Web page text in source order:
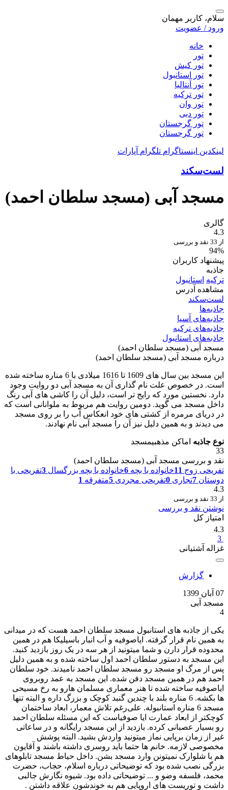
سلام، کاربر مهمان
ورود / عضویت
خانه
تور
تور کیش
تور استانبول
تور آنتالیا
تور ترکیه
تور وان
تور دبی
تور گرجستان
تور گرجستان
لینکدین اینستاگرام تلگرام آپارات
لست‌سکند
مسجد آبی (مسجد سلطان احمد)
گالری
4.3
از 33 نقد و بررسی
94%
پیشنهاد کاربران
جاذبه
ترکیه استانبول
مشاهده آدرس
لست‌سکند
جاذبه‌ها
جاذبه‌های آسیا
جاذبه‌های ترکیه
جاذبه‌های استانبول
مسجد آبی (مسجد سلطان احمد)
درباره مسجد آبی (مسجد سلطان احمد)
این مسجد بین سال های 1609 تا 1616 میلادی با 6 مناره ساخته شده
است. در خصوص علت نام گذاری آن به مسجد آبی دو روایت وجود
دارد. نخستین مورد که رایج تر است، دلیل آن را کاشی های آبی رنگ
داخل مسجد می گوید. دومین روایت هم مربوط به ملوانانی است که
در دریای مرمره از کشتی های خود انعکاس آب را بر روی مسجد
می دیدند و به همین دلیل نیز آن را مسجد آبی نام نهادند.
نوع جاذبه اماکن مذهبیمسجد
33
نقد و بررسی مسجد آبی (مسجد سلطان احمد)
تفریحی زوج 11خانواده با بچه 6خانواده با بچه بزرگسال 3تفریحی با
دوستان 7تجاری 0تفریحی مجردی 5متفرقه 1
4.3
از 33 نقد و بررسی
نوشتن نقد و بررسی
امتیاز کل
4.3
3
غزاله آشتیانی
گزارش
07 آبان 1399
مسجد آبی
4
یکی از جاذبه های استانبول مسجد سلطان احمد هست که در میدانی
به همین نام قرار گرفته. ایاصوفیه و آب انبار باسیلیکا هم در همین
محدوده قرار دارن و شما میتونید از هر سه در یک روز بازدید کنید.
این مسجد به دستور سلطان احمد اول ساخته شده و به همین دلیل
پس از مرگ او مسجد رو مسجد سلطان احمد نامیدند. خود سلطان
احمد هم در همین مسجد دفن شده‌. این مسجد به عمد روبروی
ایاصوفیه ساخته شده تا هنر معماری مسلمان هارو به رخ مسیحی
ها بکشه. 6 مناره بلند با چندین گنبد کوچک و بزرگ داره و البته تنها
مسجد 6 مناره استانبوله. علی‌رغم تلاش معمار، ابعاد ساختمان
کوچکتر از ابعاد عمارت ایا صوفیاست که این مسئله سلطان احمد
رو بسیار عصبانی کرده. بازدید از این مسجد رایگانه و در ساعاتی
غیر از زمان برپایی نماز میتونید واردش بشید. البته پوشش
مخصوصی لازمه. خانم ها حتما باید روسری داشته باشند و آقایون
هم با شلوارک نمیتونن وارد مسجد بشن. داخل حیاط مسجد تابلوهای
بزرگی نصب شده بود که توضیحاتی درباره اسلام، حجاب، حضرت
محمد، فلسفه وضو و ... توضیحاتی داده بود. شیوه نگارش جالبی
داشت و توریست های اروپایی هم به خوندشون علاقه داشتن .